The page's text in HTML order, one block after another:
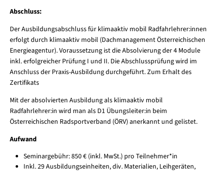
Abschluss:
Der Ausbildungsabschluss für klimaaktiv mobil Radfahrlehrer:innen
erfolgt durch klimaaktiv mobil (Dachmanagement Österreichischen
Energieagentur). Voraussetzung ist die Absolvierung der 4 Module
inkl. erfolgreicher Prüfung I und II. Die Abschlussprüfung wird im
Anschluss der Praxis-Ausbildung durchgeführt. Zum Erhalt des
Zertifikats
Mit der absolvierten Ausbildung als klimaaktiv mobil
Radfahrlehrer:in wird man als D1 Übungsleiter:in beim
Österreichischen Radsportverband (ÖRV) anerkannt und gelistet.
Aufwand
Seminargebühr: 850 € (inkl. MwSt.) pro Teilnehmer*in
Inkl. 29 Ausbildungseinheiten, div. Materialien, Leihgeräten,